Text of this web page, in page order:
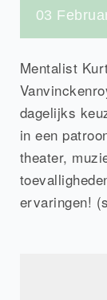
03
Mentalist
dagelijks
in een
theater,
ervaringen!